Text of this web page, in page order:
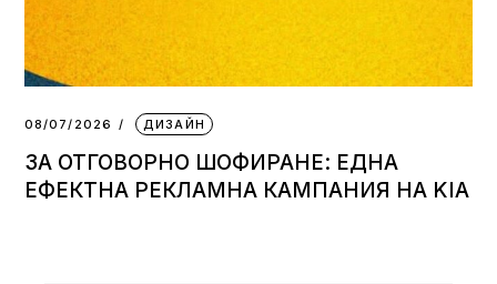
08/07/2026 ДИЗАЙН
ЗА ОТГОВОРНО ШОФИРАНЕ: ЕДНА
ЕФЕКТНА РЕКЛАМНА КАМПАНИЯ НА KIA